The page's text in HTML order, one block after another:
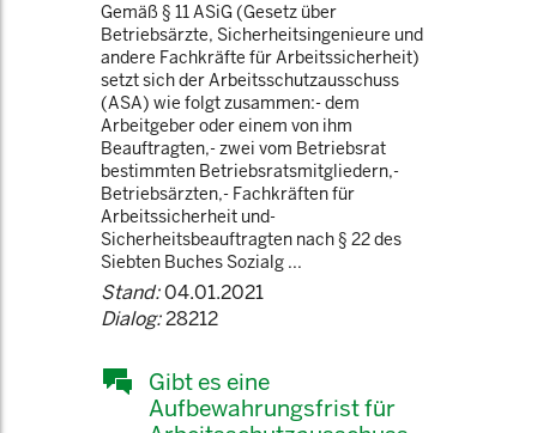
Gemäß § 11 ASiG (Gesetz über
Betriebsärzte, Sicherheitsingenieure und
andere Fachkräfte für Arbeitssicherheit)
setzt sich der Arbeitsschutzausschuss
(ASA) wie folgt zusammen:- dem
Arbeitgeber oder einem von ihm
Beauftragten,- zwei vom Betriebsrat
bestimmten Betriebsratsmitgliedern,-
Betriebsärzten,- Fachkräften für
Arbeitssicherheit und-
Sicherheitsbeauftragten nach § 22 des
Siebten Buches Sozialg ...
Stand:04.01.2021
Dialog:28212
Gibt es eine
Aufbewahrungsfrist für